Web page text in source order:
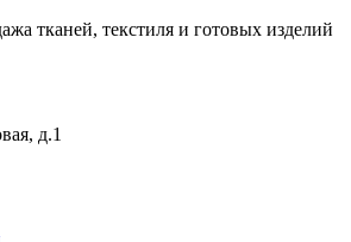
тканей, текстиля и готовых изделий
д.1